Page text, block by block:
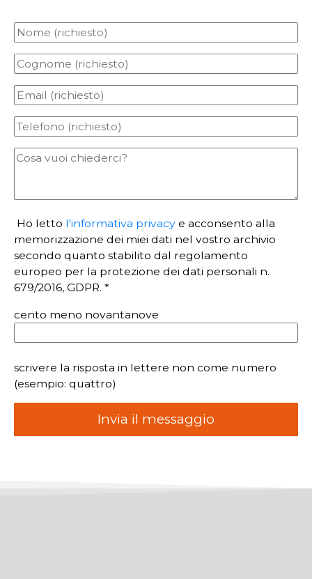
Ho letto l'informativa privacy e acconsento alla
memorizzazione dei miei dati nel vostro archivio
secondo quanto stabilito dal regolamento
europeo per la protezione dei dati personali n.
679/2016, GDPR. *
cento meno novantanove
scrivere la risposta in lettere non come numero
(esempio: quattro)